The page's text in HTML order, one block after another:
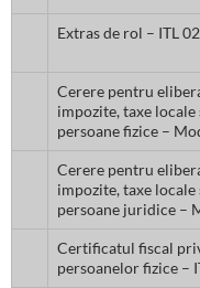
Extras de rol – ITL
Cerere pentru
impozite, taxe
persoane fizice –
Cerere pentru
impozite, taxe
persoane juridice –
Certificatul fiscal
persoanelor fizice –